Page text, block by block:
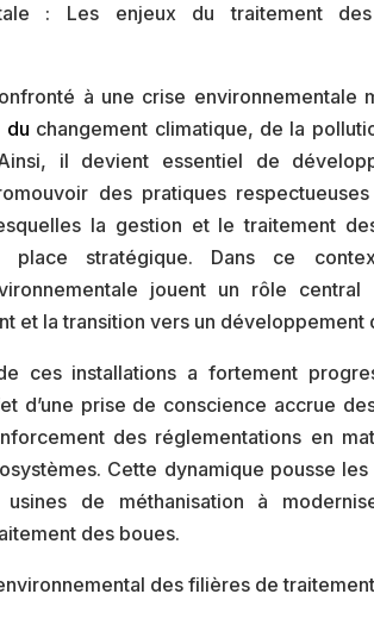
: Les enjeux du traitement
à une crise environnementale
du changement climatique, de la
il devient essentiel de
des pratiques
la gestion et le traitement
place stratégique. Dans ce
jouent un rôle central
et la transition vers un développement
ces installations a fortement
d’une prise de conscience accrue
des réglementations en
Cette dynamique pousse les
usines de méthanisation à
des boues.
des filières de traitement